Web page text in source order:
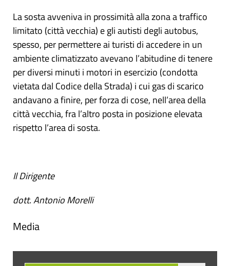
La sosta avveniva in prossimità alla zona a traffico
limitato (città vecchia) e gli autisti degli autobus,
spesso, per permettere ai turisti di accedere in un
ambiente climatizzato avevano l’abitudine di tenere
per diversi minuti i motori in esercizio (condotta
vietata dal Codice della Strada) i cui gas di scarico
andavano a finire, per forza di cose, nell’area della
città vecchia, fra l’altro posta in posizione elevata
rispetto l’area di sosta.
Il Dirigente
dott. Antonio Morelli
Media